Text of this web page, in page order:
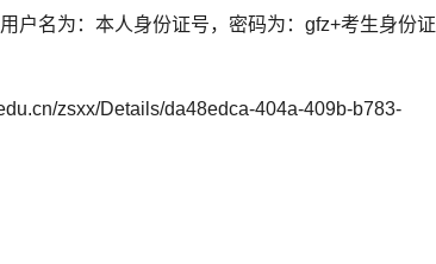
户名为：本人身份证号，密码为：gfz+考生身份
zsxx/Details/da48edca-404a-409b-b783-